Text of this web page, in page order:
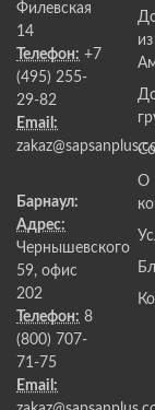
Филевская
14
Телефон: +7
(495) 255-
29-82
Email:
Барнаул:
Адрес:
Чернышевского
59, офис
202
Телефон: 8
(800) 707-
71-75
Email:
О